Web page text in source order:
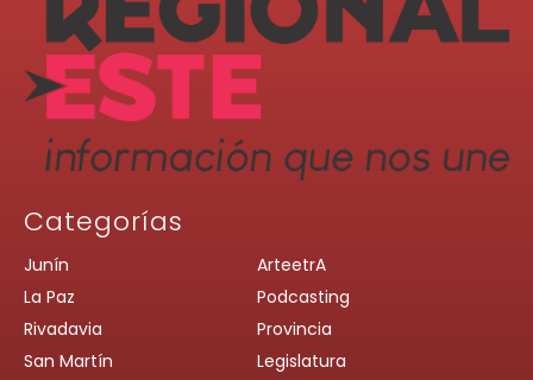
Categorías
Junín
La Paz
Rivadavia
San Martín
ArteetrA
Podcasting
Provincia
Legislatura